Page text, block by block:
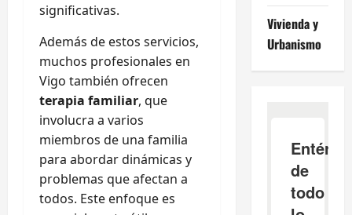
significativas.
Además de estos servicios,
muchos profesionales en
Vigo también ofrecen
terapia familiar, que
involucra a varios
miembros de una familia
para abordar dinámicas y
problemas que afectan a
todos. Este enfoque es
Vivienda y
Urbanismo